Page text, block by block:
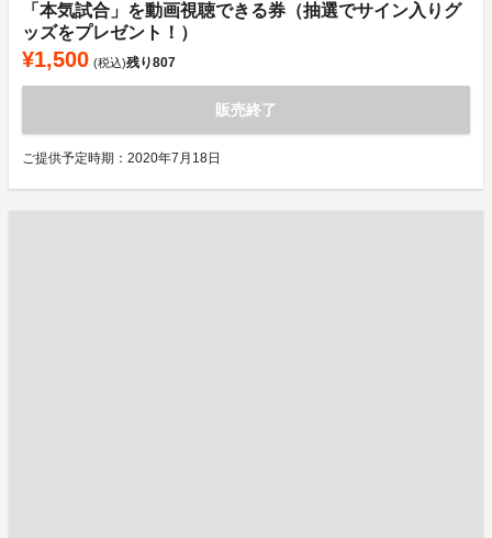
「本気試合」を動画視聴できる券（抽選でサイン入りグ
ッズをプレゼント！）
¥1,500 (税込)残り807
販売終了
ご提供予定時期：2020年7月18日